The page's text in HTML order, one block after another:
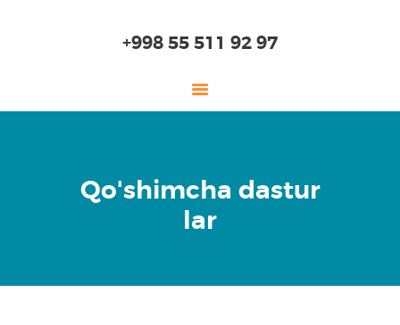
+998 55 511 92 97
Qo'shimcha dastur
lar
О НАС
ДЕТСКИЙ САД